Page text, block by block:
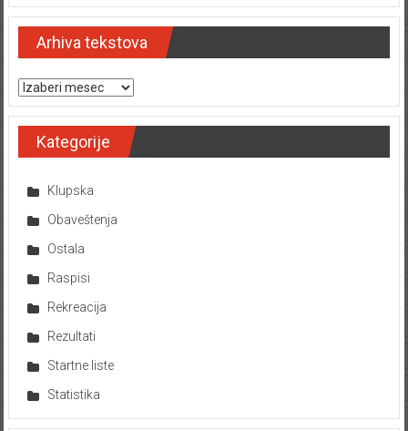
Arhiva tekstova
Arhiva tekstova
Kategorije
Klupska
Obaveštenja
Ostala
Raspisi
Rekreacija
Rezultati
Startne liste
Statistika